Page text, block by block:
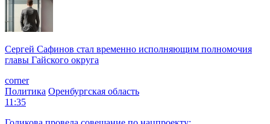
Сергей Сафинов стал временно исполняющим полномочия
главы Гайского округа
corner
Политика Оренбургская область
11:35